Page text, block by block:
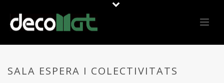
SALA ESPERA I COLECTIVITATS